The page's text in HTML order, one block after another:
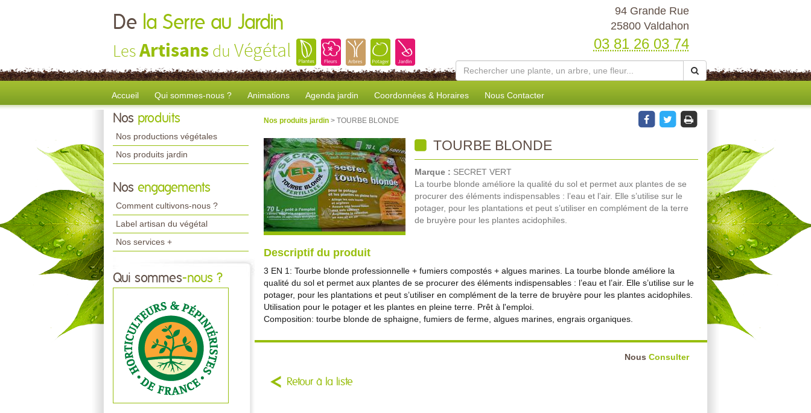
De la Serre au Jardin
LesArtisans du Végétal
94 Grande Rue
25800 Valdahon
03 81 26 03 74
Accueil Qui sommes-nous ? Animations Agenda jardin Coordonnées & Horaires Nous Contacter
Nos produits
Nos productions végétales
Nos produits jardin
Nos engagements
Comment cultivons-nous ?
Label artisan du végétal
Nos services +
Qui sommes-nous ?
Nos produits jardin > TOURBE BLONDE
TOURBE BLONDE
Marque : SECRET VERT
La tourbe blonde améliore la qualité du sol et permet aux plantes de se
procurer des éléments indispensables : l’eau et l’air. Elle s’utilise sur le
potager, pour les plantations et peut s’utiliser en complément de la terre
de bruyère pour les plantes acidophiles.
Descriptif du produit
3 EN 1: Tourbe blonde professionnelle + fumiers compostés + algues marines. La tourbe blonde améliore la
qualité du sol et permet aux plantes de se procurer des éléments indispensables : l’eau et l’air. Elle s’utilise sur le
potager, pour les plantations et peut s’utiliser en complément de la terre de bruyère pour les plantes acidophiles.
Utilisation pour le potager et les plantes en pleine terre. Prêt à l'emploi.
Composition: tourbe blonde de sphaigne, fumiers de ferme, algues marines, engrais organiques.
Nous Consulter
Retour à la liste